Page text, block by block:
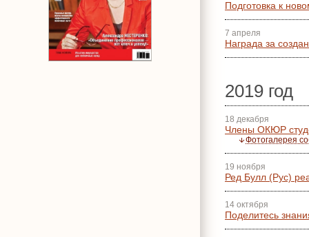
Подготовка к
7 апреля
Награда за
2019 год
18 декабря
Члены ОКЮР
Фотогалерея
19 ноября
Ред Булл (Рус)
14 октября
Поделитесь